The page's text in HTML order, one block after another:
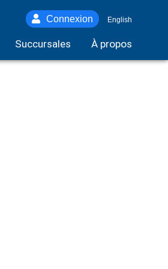
Connexion English
Succursales À propos